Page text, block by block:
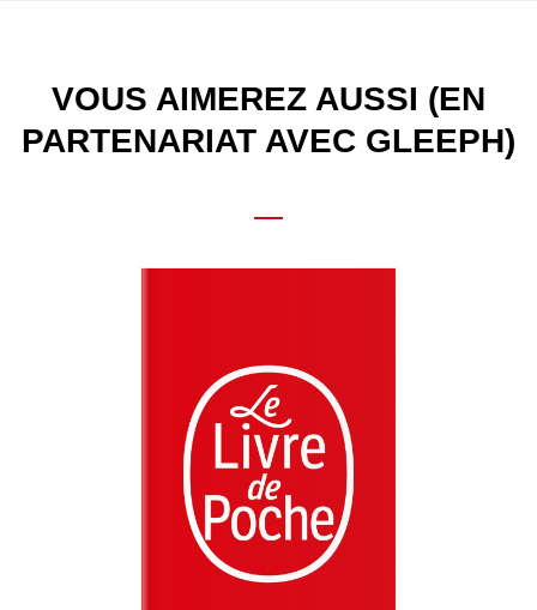
VOUS AIMEREZ AUSSI (EN
PARTENARIAT AVEC GLEEPH)